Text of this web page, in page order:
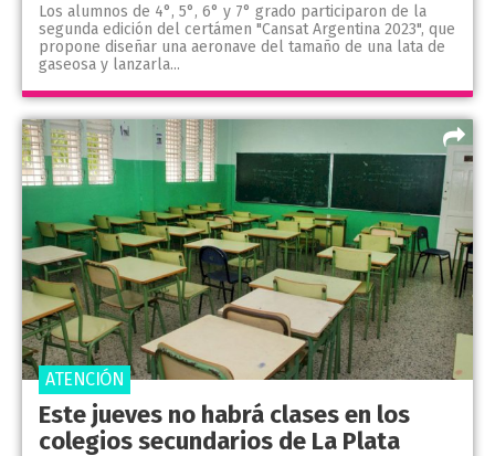
Los alumnos de 4°, 5°, 6° y 7° grado participaron de la
segunda edición del certámen "Cansat Argentina 2023", que
propone diseñar una aeronave del tamaño de una lata de
gaseosa y lanzarla...
Este jueves no habrá clases en los
colegios secundarios de La Plata
ATENCIÓN